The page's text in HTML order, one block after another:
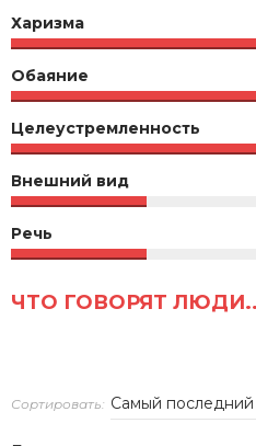
Харизма
Обаяние
Целеустремленность
Внешний вид
Речь
ЧТО ГОВОРЯТ
Сортировать: